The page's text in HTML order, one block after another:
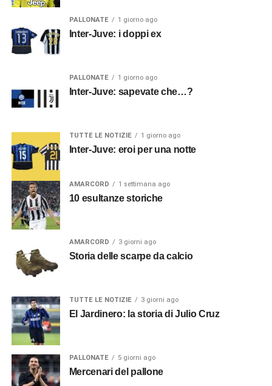
PALLONATE 1 giorno ago
Inter-Juve: i doppi ex
PALLONATE 1 giorno ago
Inter-Juve: sapevate che…?
TUTTE LE NOTIZIE 1 giorno ago
Inter-Juve: eroi per una notte
AMARCORD 1 settimana ago
10 esultanze storiche
AMARCORD 3 giorni ago
Storia delle scarpe da calcio
TUTTE LE NOTIZIE 3 giorni ago
El Jardinero: la storia di Julio Cruz
PALLONATE 5 giorni ago
Mercenari del pallone